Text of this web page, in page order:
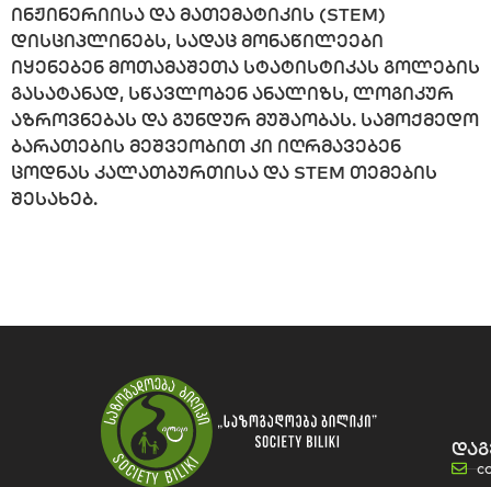
ინჟინერიისა და მათემატიკის (STEM)
დისციპლინებს, სადაც მონაწილეები
იყენებენ მოთამაშეთა სტატისტიკას გოლების
გასატანად, სწავლობენ ანალიზს, ლოგიკურ
აზროვნებას და გუნდურ მუშაობას. სამოქმედო
ბარათების მეშვეობით კი იღრმავებენ
ცოდნას კალათბურთისა და STEM თემების
შესახებ.